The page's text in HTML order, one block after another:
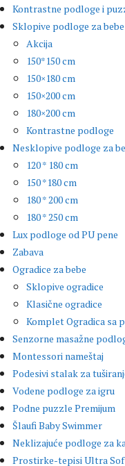
Kontrastne podloge i
Sklopive podloge za bebe
Akcija
150*150 cm
150×180 cm
150×200 cm
180×200 cm
Kontrastne podloge
Nesklopive podloge za
120 * 180 cm
150 *180 cm
180 * 200 cm
180 * 250 cm
Lux podloge od PU pene
Zabava
Ogradice za bebe
Sklopive ogradice
Klasične ogradice
Komplet Ogradica sa
Senzorne masažne
Montessori nameštaj
Podesivi stalak za
Vodene podloge za igru
Podne puzzle Premijum
Šlaufi Baby Swimmer
Neklizajuće podloge za
Prostirke-tepisi Ultra